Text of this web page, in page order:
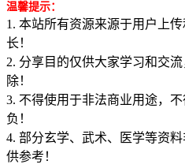
温馨提示：
1. 本站所有资源来源于用户上
长！
2. 分享目的仅供大家学习和交
除！
3. 不得使用于非法商业用途，
负！
4. 部分玄学、武术、医学等资
供参考！